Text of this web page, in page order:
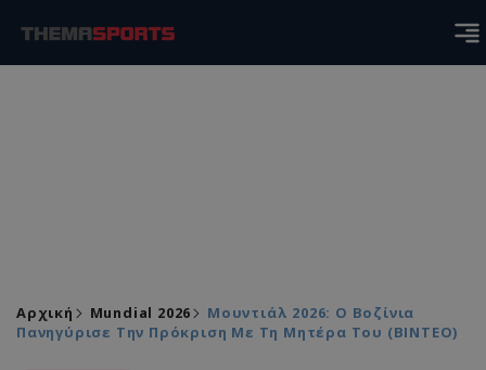
Αρχική Mundial 2026
Μουντιάλ 2026: Ο Βοζίνια
Πανηγύρισε Την Πρόκριση Με Τη Μητέρα Του (ΒΙΝΤΕΟ)